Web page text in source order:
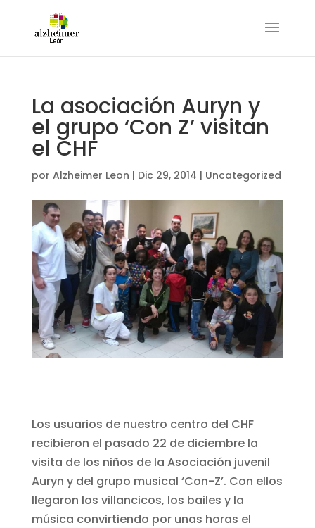
La asociación Auryn y
el grupo ‘Con Z’ visitan
el CHF
por Alzheimer Leon | Dic 29, 2014 | Uncategorized
Los usuarios de nuestro centro del CHF
recibieron el pasado 22 de diciembre la
visita de los niños de la Asociación juvenil
Auryn y del grupo musical ‘Con-Z’. Con ellos
llegaron los villancicos, los bailes y la
música convirtiendo por unas horas el